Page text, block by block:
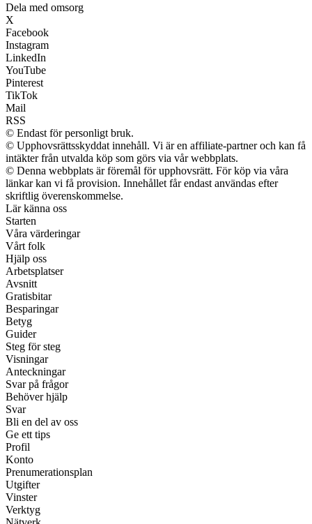
Dela med omsorg
X
Facebook
Instagram
LinkedIn
YouTube
Pinterest
TikTok
Mail
RSS
© Endast för personligt bruk.
© Upphovsrättsskyddat innehåll. Vi är en affiliate-partner och kan få
intäkter från utvalda köp som görs via vår webbplats.
© Denna webbplats är föremål för upphovsrätt. För köp via våra
länkar kan vi få provision. Innehållet får endast användas efter
skriftlig överenskommelse.
Lär känna oss
Starten
Våra värderingar
Vårt folk
Hjälp oss
Arbetsplatser
Avsnitt
Gratisbitar
Besparingar
Betyg
Guider
Steg för steg
Visningar
Anteckningar
Svar på frågor
Behöver hjälp
Svar
Bli en del av oss
Ge ett tips
Profil
Konto
Prenumerationsplan
Utgifter
Vinster
Verktyg